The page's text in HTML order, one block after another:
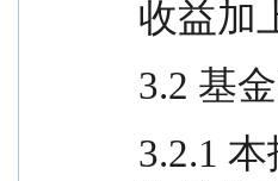
收益加
3.2 基
3.2.1